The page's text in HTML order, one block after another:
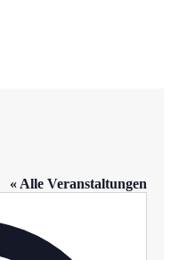
« Alle Veranstaltungen